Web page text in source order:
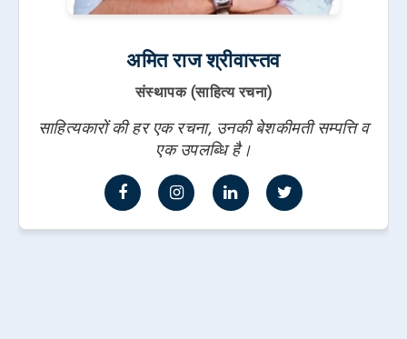
अमित राज श्रीवास्तव
संस्थापक (साहित्य रचना)
साहित्यकारों की हर एक रचना, उनकी बेशकीमती सम्पत्ति व
एक उपलब्धि है।